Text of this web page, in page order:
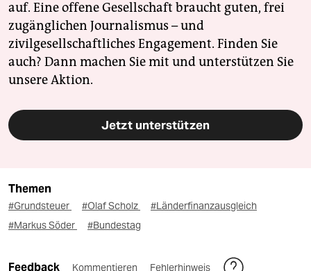
auf. Eine offene Gesellschaft braucht guten, frei
zugänglichen Journalismus – und
zivilgesellschaftliches Engagement. Finden Sie
auch? Dann machen Sie mit und unterstützen Sie
unsere Aktion.
Jetzt unterstützen
Themen
#Grundsteuer #Olaf Scholz
#Länderfinanzausgleich
#Markus Söder
#Bundestag
Feedback Kommentieren Fehlerhinweis